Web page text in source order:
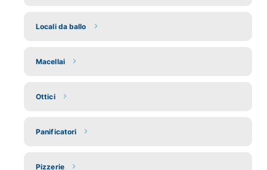
Locali da ballo
Macellai
Ottici
Panificatori
Pizzerie